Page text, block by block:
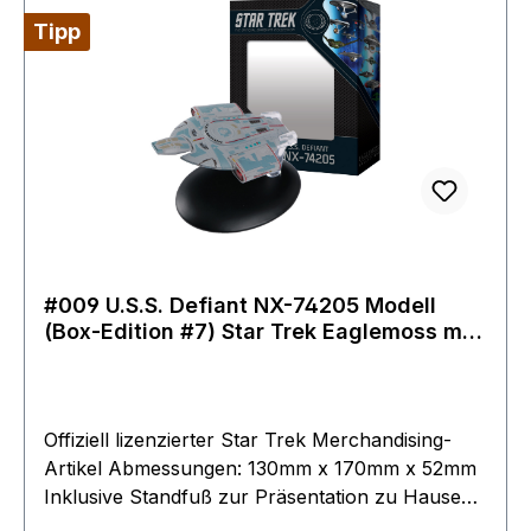
bevor die Firma in Konkurs ging.Jetzt zum
Sonderpreis eins der gesuchtesten Schiffe aus
der ReiheKarton kann kleinere Lagerspuren
aufweisenDie erste Auflage mit Magazin finden
sie ebenfalls in unserem shop
Tipp
#009 U.S.S. Defiant NX-74205 Modell
(Box-Edition #7) Star Trek Eaglemoss mit
Offiziell lizenzierter Star Trek Merchandising-
Artikel Abmessungen: 130mm x 170mm x 52mm
Inklusive Standfuß zur Präsentation zu Hause